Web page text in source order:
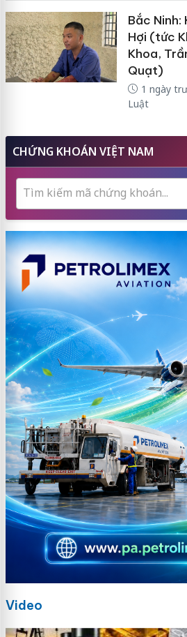
Bắc Ninh:
Hợi (tức
Khoa,
Quạt)
1 ngày
Luật
CHỨNG KHOÁN VIỆT NAM
Tìm kiếm mã chứng khoán...
Video